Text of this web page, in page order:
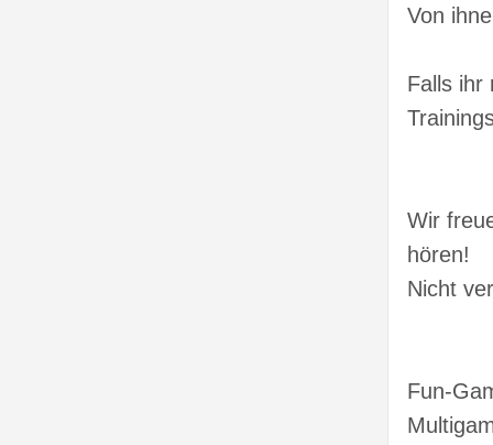
Von
Falls ihr
Wir
hören!
Nicht
Fun-